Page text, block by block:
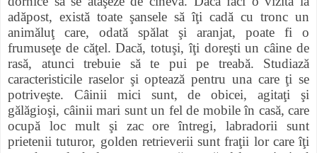
adăpost, există toate şansele să îţi cadă cu tronc un
animăluţ care, odată spălat şi aranjat, poate fi o
frumuseţe de căţel. Dacă, totuşi, îţi doreşti un câine de
rasă, atunci trebuie să te pui pe treabă. Studiază
caracteristicile raselor şi optează pentru una care ţi se
potriveşte. Câinii mici sunt, de obicei, agitaţi şi
gălăgioşi, câinii mari sunt un fel de mobile în casă, care
ocupă loc mult şi zac ore întregi, labradorii sunt
prietenii tuturor, golden retrieverii sunt fraţii lor care îţi